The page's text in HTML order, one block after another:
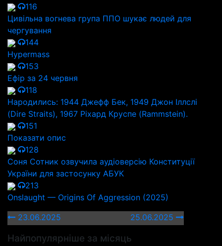
116
Цивільна вогнева група ППО шукає людей для
чергування
144
Hypermass
153
Ефір за 24 червня
118
Народились: 1944 Джефф Бек, 1949 Джон Іллслі
(Dire Straits), 1967 Ріхард Круспе (Rammstein).
151
Показати опис
128
Соня Сотник озвучила аудіоверсію Конституції
України для застосунку АБУК
213
Onslaught — Origins Of Aggression (2025)
23.06.2025
25.06.2025
Найпопулярніше за місяць